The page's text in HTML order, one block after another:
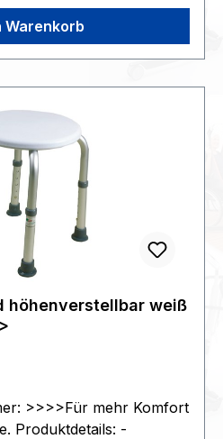
Warenkorb
höhenverstellbar weiß
>>>>Für mehr Komfort
Produktdetails: -